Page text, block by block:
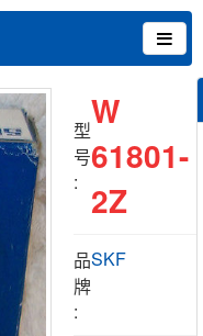
型
号
:
W
61801-
2Z
品
牌
:
SKF